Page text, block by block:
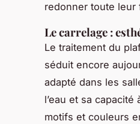
redonner toute leur
Le carrelage :
Le traitement du
séduit encore
adapté dans les
l’eau et sa
motifs et couleurs